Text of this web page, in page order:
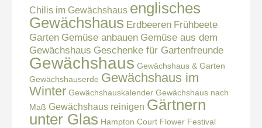
Chilis im Gewächshaus englisches
Gewächshaus Erdbeeren Frühbeete
Garten Gemüse anbauen Gemüse aus dem
Gewächshaus Geschenke für Gartenfreunde
Gewächshaus Gewächshaus & Garten
Gewächshauserde Gewächshaus im
Winter Gewächshauskalender Gewächshaus nach
Maß Gewächshaus reinigen Gärtnern
unter Glas Hampton Court Flower Festival